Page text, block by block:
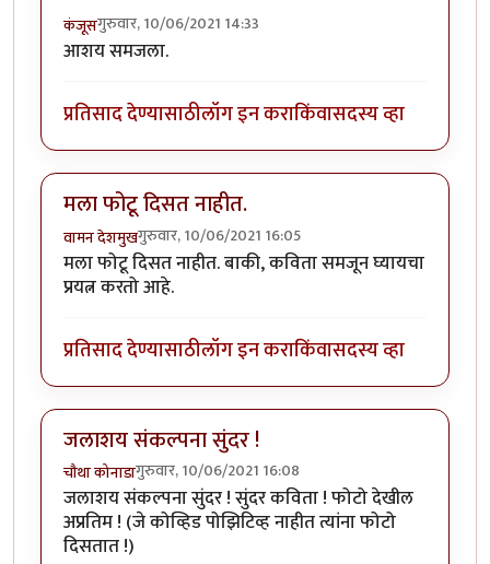
कंजूसगुरुवार, 10/06/2021 14:33
आशय समजला.
प्रतिसाद देण्यासाठीलॉग इन कराकिंवासदस्य व्हा
मला फोटू दिसत नाहीत.
वामन देशमुखगुरुवार, 10/06/2021 16:05
मला फोटू दिसत नाहीत. बाकी, कविता समजून घ्यायचा
प्रयत्न करतो आहे.
प्रतिसाद देण्यासाठीलॉग इन कराकिंवासदस्य व्हा
जलाशय संकल्पना सुंदर !
चौथा कोनाडागुरुवार, 10/06/2021 16:08
जलाशय संकल्पना सुंदर ! सुंदर कविता ! फोटो देखील
अप्रतिम ! (जे कोव्हिड पोझिटिव्ह नाहीत त्यांना फोटो
दिसतात !)